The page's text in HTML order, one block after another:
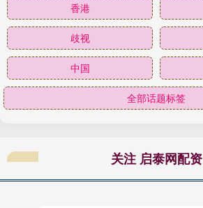
香港
歧视
中国
全部话题标签
关注 启泰网配资